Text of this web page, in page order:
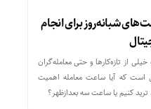
شبانه‌روز برای انجام
از تازه‌کارها و حتی معامله‌گران
است که آیا ساعت معامله اهمیت
کنیم یا ساعت سه بعدازظهر؟